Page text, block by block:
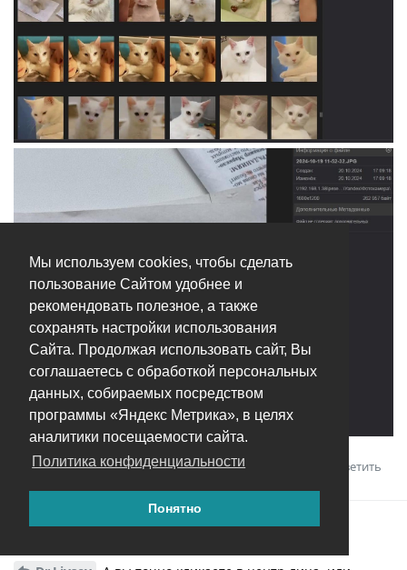
Мы используем cookies, чтобы сделать
пользование Сайтом удобнее и
рекомендовать полезное, а также
сохранять настройки использования
Сайта. Продолжая использовать сайт, Вы
соглашаетесь с обработкой персональных
данных, собираемых посредством
программы «Яндекс Метрика», в целях
аналитики посещаемости сайта.
Политика конфиденциальности
Понятно
Ответить
Wanprosответили на это сообщение.
W Wanpros 23 окт 2024